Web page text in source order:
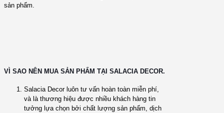
sản phẩm.
VÌ SAO NÊN MUA SẢN PHẨM TẠI SALACIA DECOR.
Salacia Decor luôn tư vấn hoàn toàn miễn phí,
và là thương hiệu được nhiều khách hàng tin
tưởng lựa chọn bởi chất lượng sản phẩm, dịch